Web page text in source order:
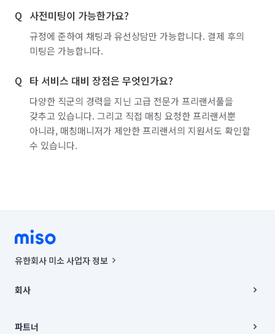
사전미팅이 가능한가요?
규정에 준하여 채팅과 유선상담만 가능합니다. 결제 후의
미팅은 가능합니다.
타 서비스 대비 장점은 무엇인가요?
다양한 직군의 경력을 지닌 고급 전문가 프리랜서풀을
갖추고 있습니다. 그리고 직접 매칭 요청한 프리랜서뿐
아니라, 매칭매니저가 제안한 프리랜서의 지원서도 확인할
수 있습니다.
유한회사 미소 사업자 정보
00019 |
주소 | 본사: 서울특별시 종로구 율곡로 6(중학동, 트윈트리빌딩) B동 5층
회사
채용
파트너